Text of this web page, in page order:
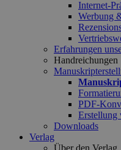
Internet-
Werbung
Erfahrungen
Handreichungen
PDF-
Erstellung
Downloads
Verlag
Über den Verlag